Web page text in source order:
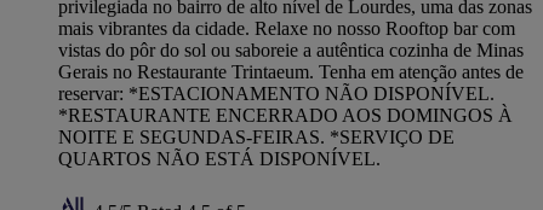
privilegiada no bairro de alto nível de Lourdes, uma das zonas
mais vibrantes da cidade. Relaxe no nosso Rooftop bar com
vistas do pôr do sol ou saboreie a autêntica cozinha de Minas
Gerais no Restaurante Trintaeum. Tenha em atenção antes de
reservar: *ESTACIONAMENTO NÃO DISPONÍVEL.
*RESTAURANTE ENCERRADO AOS DOMINGOS À
NOITE E SEGUNDAS-FEIRAS. *SERVIÇO DE
QUARTOS NÃO ESTÁ DISPONÍVEL.